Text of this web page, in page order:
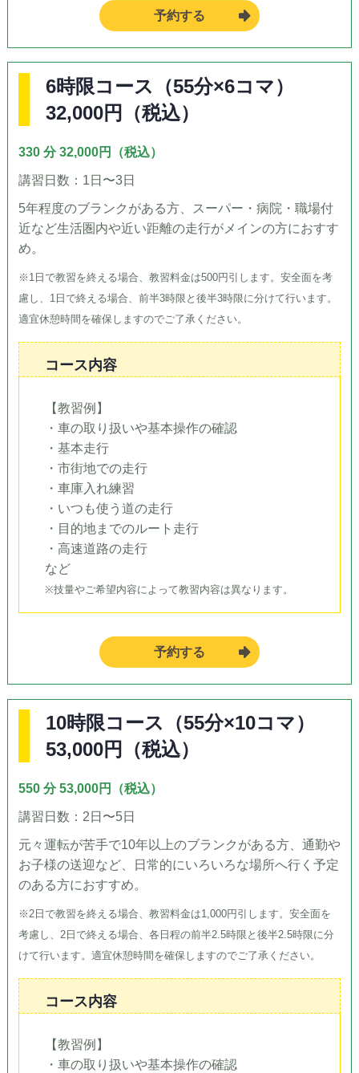
予約する
6時限コース（55分×6コマ）
32,000円（税込）
330 分 32,000円（税込）
講習日数：1日〜3日
5年程度のブランクがある方、スーパー・病院・職場付
近など生活圏内や近い距離の走行がメインの方におすす
め。
※1日で教習を終える場合、教習料金は500円引します。安全面を考
慮し、1日で終える場合、前半3時限と後半3時限に分けて行います。
適宜休憩時間を確保しますのでご了承ください。
コース内容
【教習例】
・車の取り扱いや基本操作の確認
・基本走行
・市街地での走行
・車庫入れ練習
・いつも使う道の走行
・目的地までのルート走行
・高速道路の走行
など
※技量やご希望内容によって教習内容は異なります。
予約する
10時限コース（55分×10コマ）
53,000円（税込）
550 分 53,000円（税込）
講習日数：2日〜5日
元々運転が苦手で10年以上のブランクがある方、通勤や
お子様の送迎など、日常的にいろいろな場所へ行く予定
のある方におすすめ。
※2日で教習を終える場合、教習料金は1,000円引します。安全面を
考慮し、2日で終える場合、各日程の前半2.5時限と後半2.5時限に分
けて行います。適宜休憩時間を確保しますのでご了承ください。
コース内容
【教習例】
・車の取り扱いや基本操作の確認